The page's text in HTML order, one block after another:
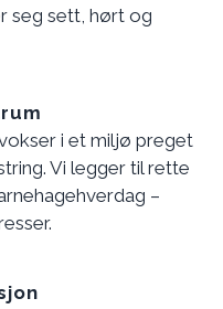
seg sett, hørt og
i et miljø preget
Vi legger til rette
–